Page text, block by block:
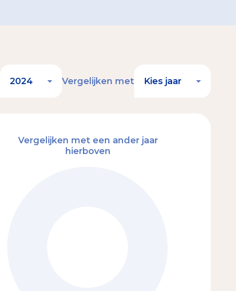
Vergelijken met
Vergelijken met een ander jaar
hierboven